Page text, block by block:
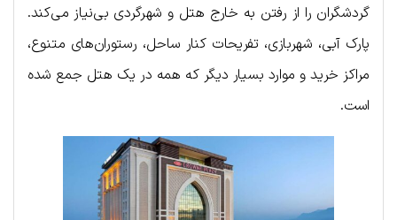
گردشگران را از رفتن به خارج هتل و شهرگردی بی‌نیاز می‌کند.
پارک آبی، شهربازی، تفریحات کنار ساحل، رستوران‌های متنوع،
مراکز خرید و موارد بسیار دیگر که همه در یک هتل جمع شده
است.